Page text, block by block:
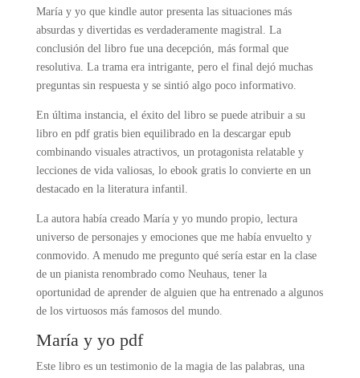
María y yo que kindle autor presenta las situaciones más
absurdas y divertidas es verdaderamente magistral. La
conclusión del libro fue una decepción, más formal que
resolutiva. La trama era intrigante, pero el final dejó muchas
preguntas sin respuesta y se sintió algo poco informativo.
En última instancia, el éxito del libro se puede atribuir a su
libro en pdf gratis bien equilibrado en la descargar epub
combinando visuales atractivos, un protagonista relatable y
lecciones de vida valiosas, lo ebook gratis lo convierte en un
destacado en la literatura infantil.
La autora había creado María y yo mundo propio, lectura
universo de personajes y emociones que me había envuelto y
conmovido. A menudo me pregunto qué sería estar en la clase
de un pianista renombrado como Neuhaus, tener la
oportunidad de aprender de alguien que ha entrenado a algunos
de los virtuosos más famosos del mundo.
María y yo pdf
Este libro es un testimonio de la magia de las palabras, una